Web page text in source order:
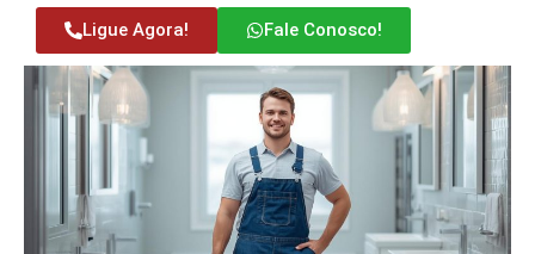
Ligue Agora! Fale Conosco!